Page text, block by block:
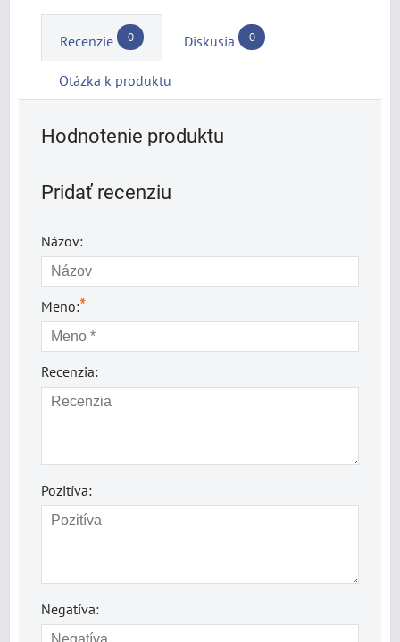
Recenzie 0 Diskusia 0
Otázka k produktu
Hodnotenie produktu
Pridať recenziu
Názov:
Meno:*
Recenzia:
Pozitíva:
Negatíva: